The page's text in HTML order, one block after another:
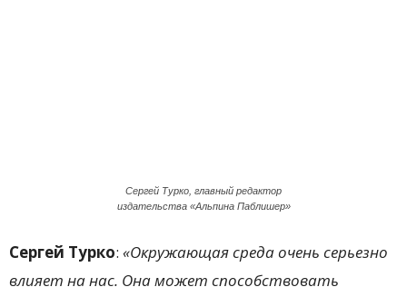
Сергей Турко, главный редактор
издательства «Альпина Паблишер»
Сергей Турко: «Окружающая среда очень серьезно
влияет на нас. Она может способствовать